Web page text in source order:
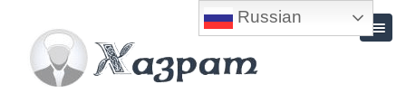
Russian